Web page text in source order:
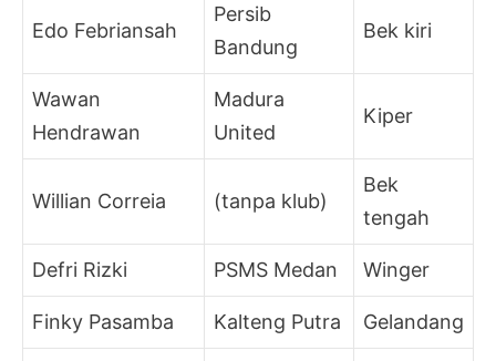
Edo Febriansah
Persib
Bandung
Bek kiri
Wawan
Hendrawan
Madura
United
Kiper
Willian Correia (tanpa klub)
Bek
tengah
Defri Rizki PSMS Medan Winger
Finky Pasamba Kalteng Putra Gelandang